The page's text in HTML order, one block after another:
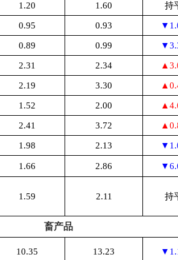
1.20 1.60 持
0.95 0.93
0.89 0.99
2.31 2.34
2.19 3.30
1.52 2.00
2.41 3.72
1.98 2.13
1.66 2.86
1.59 2.11 持
畜产品
10.35 13.23